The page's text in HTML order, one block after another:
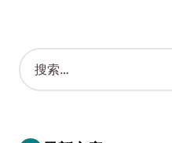
搜
索
：